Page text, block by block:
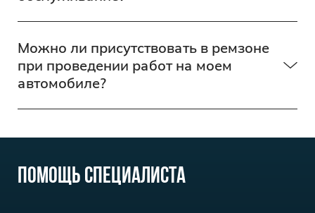
Можно ли присутствовать в ремзоне
при проведении работ на моем
автомобиле?
Помощь специалиста